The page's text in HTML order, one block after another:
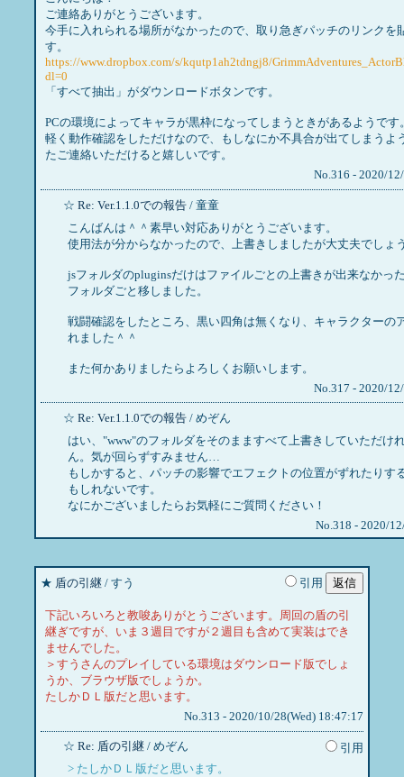
ご連絡ありがとうございます。
今手に入れられる場所がなかったので、取り急ぎパッチのリンクを
す。
https://www.dropbox.com/s/kqutp1ah2tdngj8/
dl=0
「すべて抽出」がダウンロードボタンです。
PCの環境によってキャラが黒枠になってしまうときがあるようです
軽く動作確認をしただけなので、もしなにか不具合が出てしまうよ
たご連絡いただけると嬉しいです。
No.316 - 2020/
☆ Re: Ver.1.1.0での報告 / 童童
こんばんは＾＾素早い対応ありがとうございます。
使用法が分からなかったので、上書きしましたが大丈夫でしょ
jsフォルダのpluginsだけはファイルごとの上書きが出来なかっ
フォルダごと移しました。
戦闘確認をしたところ、黒い四角は無くなり、キャラクターの
れました＾＾
また何かありましたらよろしくお願いします。
No.317 - 2020/
☆ Re: Ver.1.1.0での報告 / めぞん
はい、"www"のフォルダをそのまますべて上書きしていただけ
ん。気が回らずすみません…
もしかすると、パッチの影響でエフェクトの位置がずれたりす
もしれないです。
なにかございましたらお気軽にご質問ください！
No.318 - 2020/
★ 盾の引継 / すう 引用
下記いろいろと教唆ありがとうございます。周回の盾の引
継ぎですが、いま３週目ですが２週目も含めて実装はでき
ませんでした。
＞すうさんのプレイしている環境はダウンロード版でしょ
うか、ブラウザ版でしょうか。
たしかＤＬ版だと思います。
No.313 - 2020/10/28(Wed) 18:47:17
☆ Re: 盾の引継 / めぞん
引用
> たしかＤＬ版だと思います。